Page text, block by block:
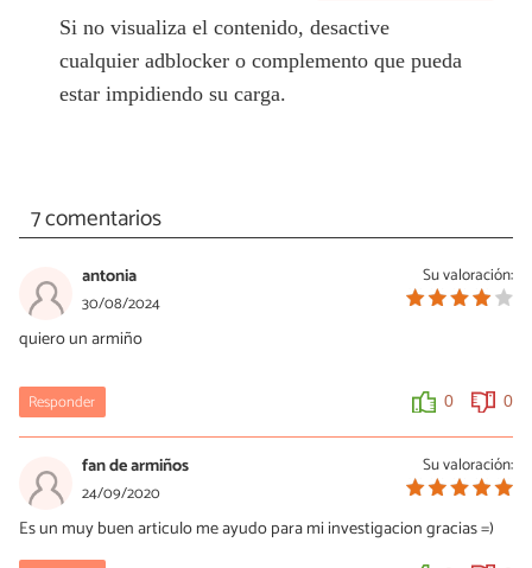
Si no visualiza el contenido, desactive
cualquier adblocker o complemento que pueda
estar impidiendo su carga.
7 comentarios
Su valoración:
antonia
30/08/2024
quiero un armiño
Responder 0 0
Su valoración:
fan de armiños
24/09/2020
Es un muy buen articulo me ayudo para mi investigacion gracias =)